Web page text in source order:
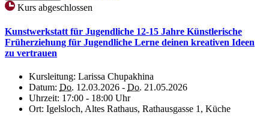
Kurs abgeschlossen
Kunstwerkstatt für Jugendliche 12-15 Jahre Künstlerische
Früherziehung für Jugendliche Lerne deinen kreativen Ideen
zu vertrauen
Kursleitung: Larissa Chupakhina
Datum: Do. 12.03.2026 - Do. 21.05.2026
Uhrzeit: 17:00 - 18:00 Uhr
Ort: Igelsloch, Altes Rathaus, Rathausgasse 1, Küche